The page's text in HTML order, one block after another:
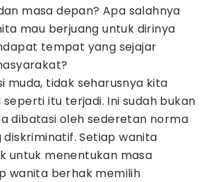
masa depan? Apa salahnya
mau berjuang untuk dirinya
tempat yang sejajar
muda, tidak seharusnya kita
itu terjadi. Ini sudah bukan
dibatasi oleh sederetan norma
Setiap wanita
untuk menentukan masa
wanita berhak memilih